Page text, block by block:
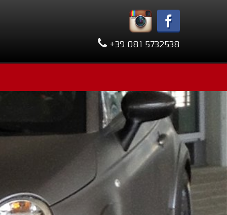
+39 081 5732538